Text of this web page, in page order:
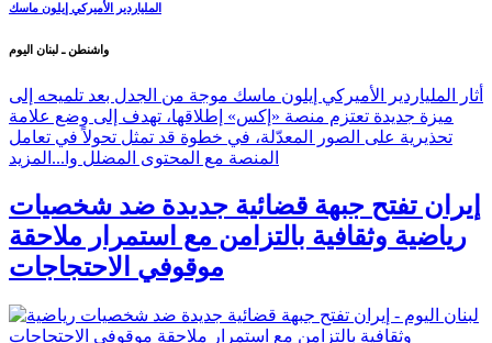
الملياردير الأميركي إيلون ماسك
واشنطن ـ لبنان اليوم
أثار الملياردير الأميركي إيلون ماسك موجة من الجدل بعد تلميحه إلى
ميزة جديدة تعتزم منصة «إكس» إطلاقها، تهدف إلى وضع علامة
تحذيرية على الصور المعدّلة، في خطوة قد تمثل تحولاً في تعامل
المنصة مع المحتوى المضلل وا... المزيد
إيران تفتح جبهة قضائية جديدة ضد شخصيات
رياضية وثقافية بالتزامن مع استمرار ملاحقة
موقوفي الاحتجاجات